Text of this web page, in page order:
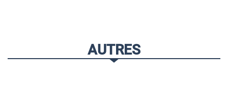
AUTRES